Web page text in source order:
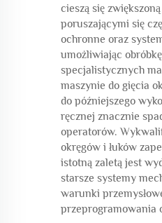
cieszą się
poruszającymi się
ochronne oraz
umożliwiając
specjalistycznych
maszynie do gięcia
do późniejszego
ręcznej znacznie
operatorów.
okręgów i łuków
istotną zaletą jest
starsze systemy
warunki
przeprogramowania